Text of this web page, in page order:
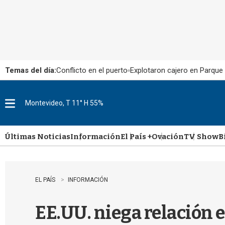
Temas del día:Conflicto en el puerto Explotaron cajero en
u
Montevideo, T 11° H 55%
Últimas NoticiasInformaciónEl País +OvaciónTV Show
EL PAÍS INFORMACIÓN
EE.UU. niega relación